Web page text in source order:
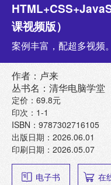
课视频版）
案例丰富，配超多视频。
作者：卢来
丛书名：清华电脑学堂
定价：69.8元
印次：1-1
ISBN：9787302716105
出版日期：2026.06.01
印刷日期：2026.05.07
电子书 在